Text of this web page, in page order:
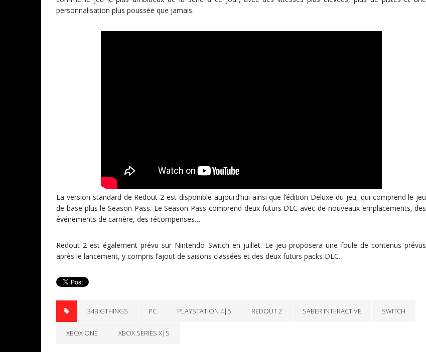
personnalisation plus poussée que jamais.
La version standard de Redout 2 est disponible aujourd’hui ainsi que l’édition Deluxe du jeu, qui comprend le jeu
de base plus le Season Pass. Le Season Pass comprend deux futurs DLC avec de nouveaux emplacements, des
événements de carrière, des récompenses…
Redout 2 est également prévu sur Nintendo Switch en juillet. Le jeu proposera une foule de contenus prévus
après le lancement, y compris l’ajout de saisons classées et des deux futurs packs DLC.
34BIGTHINGS PC PLAYSTATION 4|5 REDOUT 2 SABER INTERACTIVE SWITCH
XBOX ONE XBOX SERIES X|S